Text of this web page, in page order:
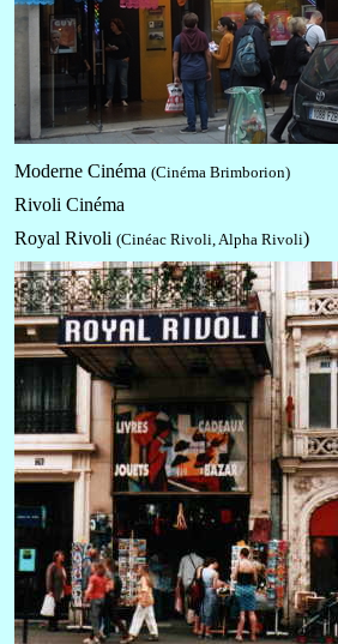
Moderne Cinéma (Cinéma Brimborion)
Rivoli Cinéma
Royal Rivoli (Cinéac Rivoli, Alpha Rivoli)